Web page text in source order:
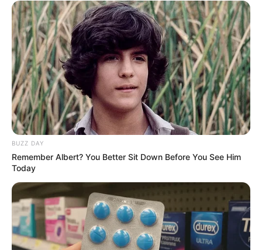
5. Namanya semakin dikenal setelah bergabung
sebagai salah satu personel grup dangdut 2TikTok
BUZZ DAY
Remember Albert? You Better Sit Down Before You See Him
Today